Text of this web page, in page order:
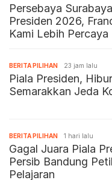
Persebaya
Presiden 2026,
Kami Lebih Percaya
BERITA PILIHAN 23 jam lalu
Piala Presiden,
Semarakkan Jeda
BERITA PILIHAN 1 hari lalu
Gagal Juara Piala
Persib Bandung
Pelajaran